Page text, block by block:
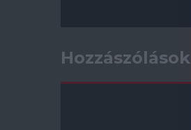
Hozzászólások